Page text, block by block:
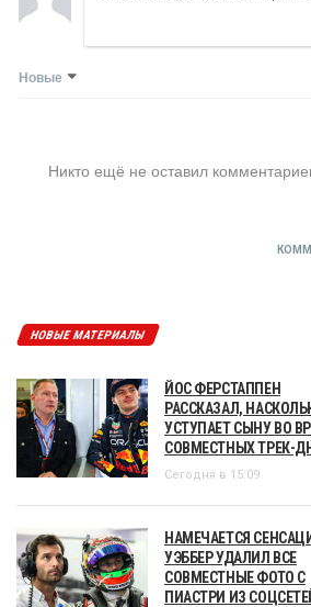
Новые
Никто ещё не оставил
НОВЫЕ МАТЕРИАЛЫ
ЙОС ФЕРСТАППЕН
РАССКАЗАЛ,
УСТУПАЕТ СЫНУ ВО
СОВМЕСТНЫХ ТРЕК-
Сегодня в 15:09
НАМЕЧАЕТСЯ
УЭББЕР УДАЛИЛ ВСЕ
СОВМЕСТНЫЕ ФОТО С
ПИАСТРИ ИЗ